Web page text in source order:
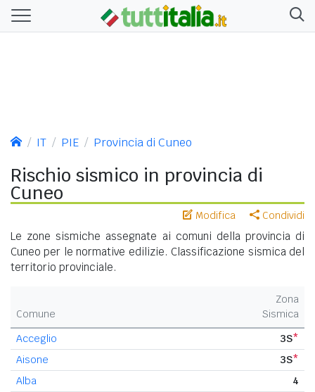
IT PIE Provincia di Cuneo
Rischio sismico in provincia di
Cuneo
Modifica Condividi
Le zone sismiche assegnate ai comuni della provincia di
Cuneo per le normative edilizie. Classificazione sismica del
territorio provinciale.
Comune
Zona
Sismica
Acceglio
3S*
Aisone
3S*
Alba
4